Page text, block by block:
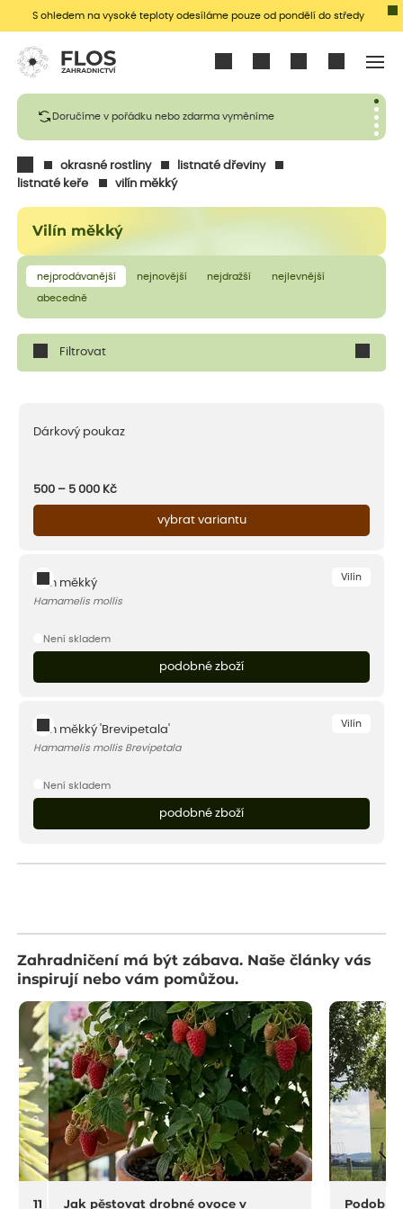
S ohledem na vysoké teploty odesíláme pouze od pondělí do středy
Doručíme v pořádku nebo zdarma vyměníme
okrasné rostliny
listnaté dřeviny
listnaté keře
vilín měkký
Vilín měkký
nejprodávanější nejnovější nejdražší nejlevnější
abecedně
Filtrovat
Dárkový poukaz
500 – 5 000 Kč
vybrat variantu
Vilín
Vilín měkký
Hamamelis mollis
Není skladem
podobné zboží
Vilín
Vilín měkký 'Brevipetala'
Hamamelis mollis Brevipetala
Není skladem
podobné zboží
Zahradničení má být zábava. Naše články vás
inspirují nebo vám pomůžou.
11 na rostliny do sucha a horka
Jak pěstovat drobné ovoce v